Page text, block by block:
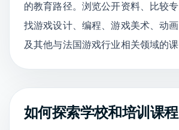
的教育路径。浏览公开资料、比较
找游戏设计、编程、游戏美术、动
及其他与法国游戏行业相关领域的课
如何探索学校和培训课程